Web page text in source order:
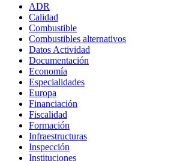
ADR
Calidad
Combustible
Combustibles alternativos
Datos Actividad
Documentación
Economía
Especialidades
Europa
Financiación
Fiscalidad
Formación
Infraestructuras
Inspección
Instituciones